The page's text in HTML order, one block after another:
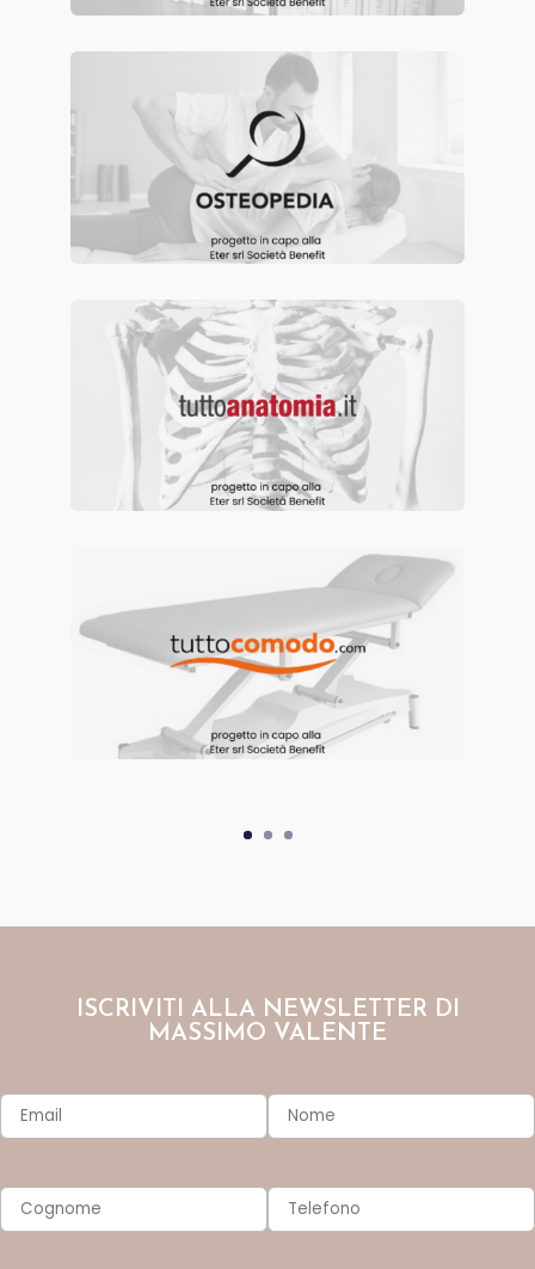
ISCRIVITI ALLA NEWSLETTER DI
MASSIMO VALENTE